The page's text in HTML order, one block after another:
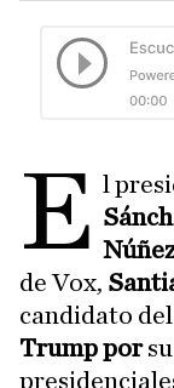
E l
de Vox,
candidato
Trump por